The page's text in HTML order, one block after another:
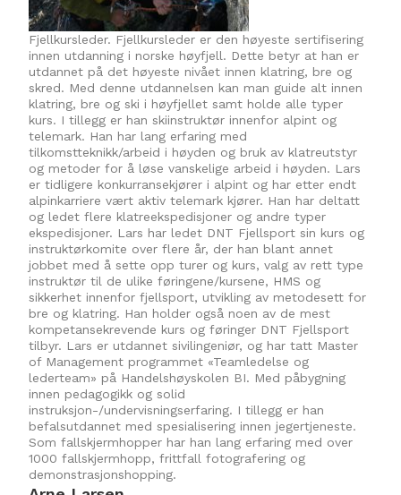
Fjellkursleder. Fjellkursleder er den høyeste sertifisering
innen utdanning i norske høyfjell. Dette betyr at han er
utdannet på det høyeste nivået innen klatring, bre og
skred. Med denne utdannelsen kan man guide alt innen
klatring, bre og ski i høyfjellet samt holde alle typer
kurs. I tillegg er han skiinstruktør innenfor alpint og
telemark. Han har lang erfaring med
tilkomstteknikk/arbeid i høyden og bruk av klatreutstyr
og metoder for å løse vanskelige arbeid i høyden. Lars
er tidligere konkurransekjører i alpint og har etter endt
alpinkarriere vært aktiv telemark kjører. Han har deltatt
og ledet flere klatreekspedisjoner og andre typer
ekspedisjoner. Lars har ledet DNT Fjellsport sin kurs og
instruktørkomite over flere år, der han blant annet
jobbet med å sette opp turer og kurs, valg av rett type
instruktør til de ulike føringene/kursene, HMS og
sikkerhet innenfor fjellsport, utvikling av metodesett for
bre og klatring. Han holder også noen av de mest
kompetansekrevende kurs og føringer DNT Fjellsport
tilbyr. Lars er utdannet sivilingeniør, og har tatt Master
of Management programmet «Teamledelse og
lederteam» på Handelshøyskolen BI. Med påbygning
innen pedagogikk og solid
instruksjon-/undervisningserfaring. I tillegg er han
befalsutdannet med spesialisering innen jegertjeneste.
Som fallskjermhopper har han lang erfaring med over
1000 fallskjermhopp, frittfall fotografering og
demonstrasjonshopping.